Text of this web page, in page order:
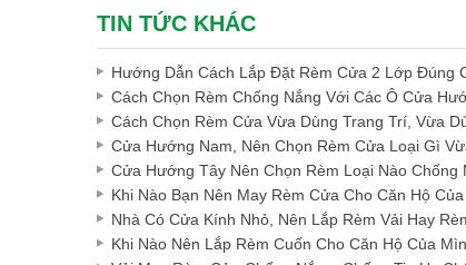
TIN TỨC KHÁC
Hướng Dẫn Cách Lắp Đặt Rèm Cửa 2 Lớp Đúng
Cách Chọn Rèm Chống Nắng Với Các Ô Cửa
Cách Chọn Rèm Cửa Vừa Dùng Trang Trí, Vừa
Cửa Hướng Nam, Nên Chọn Rèm Cửa Loại Gì
Cửa Hướng Tây Nên Chọn Rèm Loại Nào Chống
Khi Nào Bạn Nên May Rèm Cửa Cho Căn Hộ
Nhà Có Cửa Kính Nhỏ, Nên Lắp Rèm Vải Hay
Khi Nào Nên Lắp Rèm Cuốn Cho Căn Hộ Của